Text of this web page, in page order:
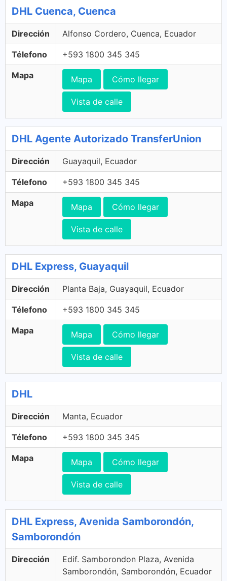
DHL Cuenca, Cuenca
Dirección Alfonso Cordero, Cuenca, Ecuador
Télefono +593 1800 345 345
Mapa Mapa Cómo llegar
Vista de calle
DHL Agente Autorizado TransferUnion
Dirección Guayaquil, Ecuador
Télefono +593 1800 345 345
Mapa Mapa Cómo llegar
Vista de calle
DHL Express, Guayaquil
Dirección Planta Baja, Guayaquil, Ecuador
Télefono +593 1800 345 345
Mapa Mapa Cómo llegar
Vista de calle
DHL
Dirección Manta, Ecuador
Télefono +593 1800 345 345
Mapa Mapa Cómo llegar
Vista de calle
DHL Express, Avenida Samborondón,
Samborondón
Dirección
Edif. Samborondon Plaza, Avenida
Samborondón, Samborondón, Ecuador